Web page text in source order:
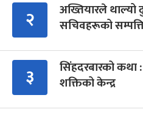
२
अख्तियारले थाल्यो
सचिवहरूको
३
सिंहदरबारको कथा
शक्तिको केन्द्र